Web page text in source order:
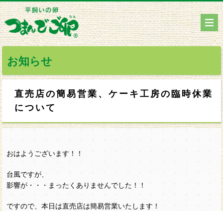
お知らせ
直売店の簡易営業、ケーキ工房の臨時休業
について
おはようございます！！
台風ですが、
影響が・・・まったくありませんでした！！
ですので、本日は直売店は簡易営業いたします！